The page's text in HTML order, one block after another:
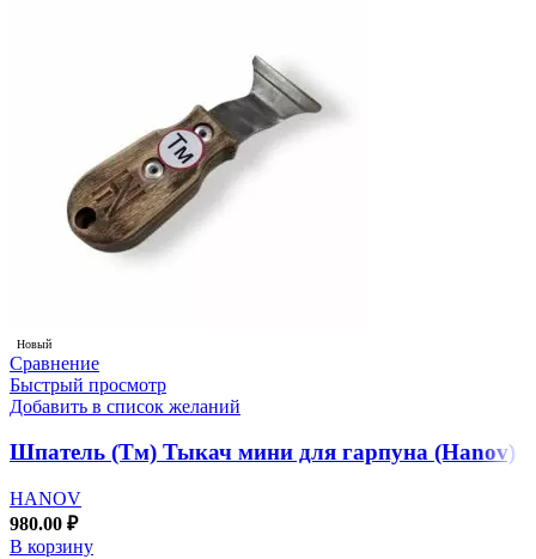
Новый
Сравнение
Быстрый просмотр
Добавить в список желаний
Шпатель (Тм) Тыкач мини для гарпуна (Hanov)
HANOV
980.00 ₽
В корзину